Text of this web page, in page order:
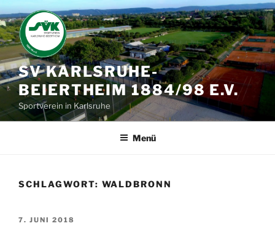
Zum
Inhalt
springen
SV KARLSRUHE-
BEIERTHEIM 1884/98 E.V.
Sportverein in Karlsruhe
Menü
SCHLAGWORT: WALDBRONN
VERÖFFENTLICHT
7. JUNI 2018